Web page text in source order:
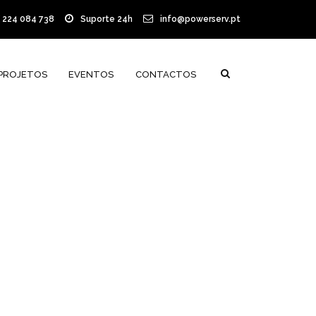
224 084 738 Suporte 24h info@powerserv.pt
EVENTOS CONTACTOS